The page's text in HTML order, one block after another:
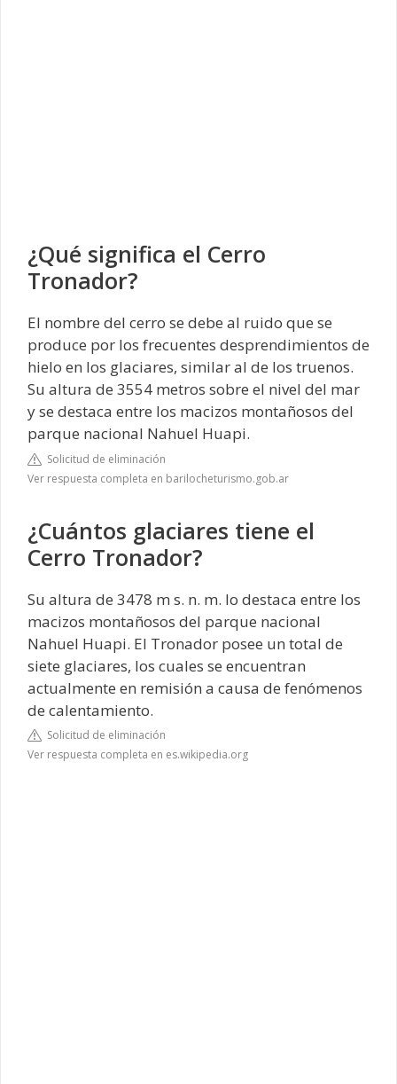
¿Qué significa el Cerro
Tronador?
El nombre del cerro se debe al ruido que se
produce por los frecuentes desprendimientos de
hielo en los glaciares, similar al de los truenos.
Su altura de 3554 metros sobre el nivel del mar
y se destaca entre los macizos montañosos del
parque nacional Nahuel Huapi.
Solicitud de eliminación
Ver respuesta completa en barilocheturismo.gob.ar
¿Cuántos glaciares tiene el
Cerro Tronador?
Su altura de 3478 m s. n. m. lo destaca entre los
macizos montañosos del parque nacional
Nahuel Huapi. El Tronador posee un total de
siete glaciares, los cuales se encuentran
actualmente en remisión a causa de fenómenos
de calentamiento.
Solicitud de eliminación
Ver respuesta completa en es.wikipedia.org